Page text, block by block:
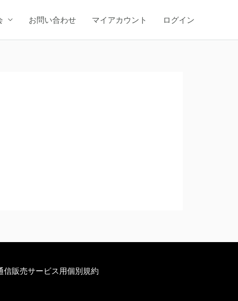
お問い合わせ マイアカウント ログイン
信販売サービス用個別規約